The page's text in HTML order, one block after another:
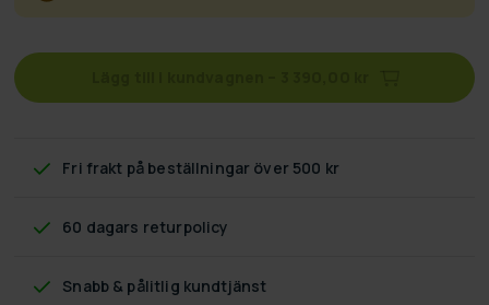
Fri frakt på beställningar över 500 kr
60 dagars returpolicy
Snabb & pålitlig kundtjänst